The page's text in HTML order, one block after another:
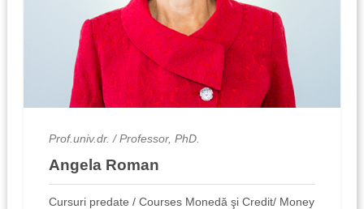
Prof.univ.dr. / Professor, PhD.
Angela Roman
Cursuri predate / Courses Monedă şi Credit/ Money